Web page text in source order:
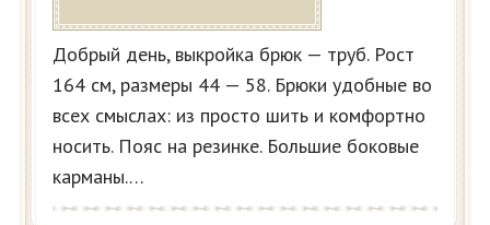
Добрый день, выкройка брюк — труб. Рост
164 см, размеры 44 — 58. Брюки удобные во
всех смыслах: из просто шить и комфортно
носить. Пояс на резинке. Большие боковые
карманы.…